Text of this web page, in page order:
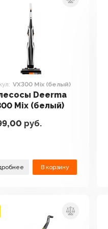
VX300 Mix (белый)
Deerma
Mix (белый)
руб.
В корзину